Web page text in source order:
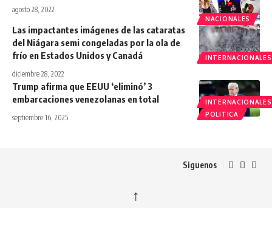
NACIONALES
agosto 28, 2022
INTERNACIONALES
Las impactantes imágenes de las cataratas
del Niágara semi congeladas por la ola de
frío en Estados Unidos y Canadá
diciembre 28, 2022
INTERNACIONALES
POLITICA
Trump afirma que EEUU ‘eliminó’ 3
embarcaciones venezolanas en total
septiembre 16, 2025
Siguenos
↑